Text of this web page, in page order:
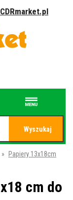
Wyszukaj
»
Papiery 13x18cm
cm do